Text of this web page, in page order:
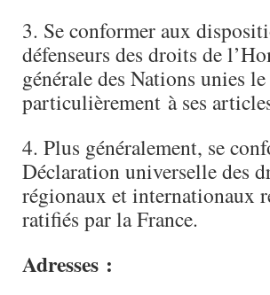
3. Se conformer aux
défenseurs des droits de
générale des Nations unies
particulièrement à ses
4. Plus généralement, se
Déclaration universelle des
régionaux et internationaux
ratifiés par la France.
Adresses :